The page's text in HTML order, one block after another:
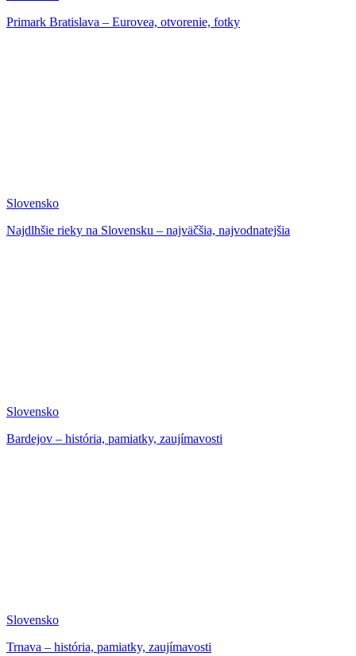
Primark Bratislava – Eurovea, otvorenie, fotky
Slovensko
Najdlhšie rieky na Slovensku – najväčšia, najvodnatejšia
Slovensko
Bardejov – história, pamiatky, zaujímavosti
Slovensko
Trnava – história, pamiatky, zaujímavosti